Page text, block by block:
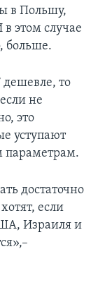
в Польшу,
этом случае
больше.
дешевле, то
не
это
уступают
параметрам.
достаточно
если
Израиля и